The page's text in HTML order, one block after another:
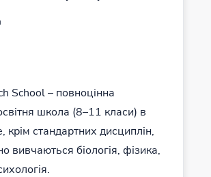
School – повноцінна
школа (8–11 класи) в
крім стандартних дисциплін,
вивчаються біологія, фізика,